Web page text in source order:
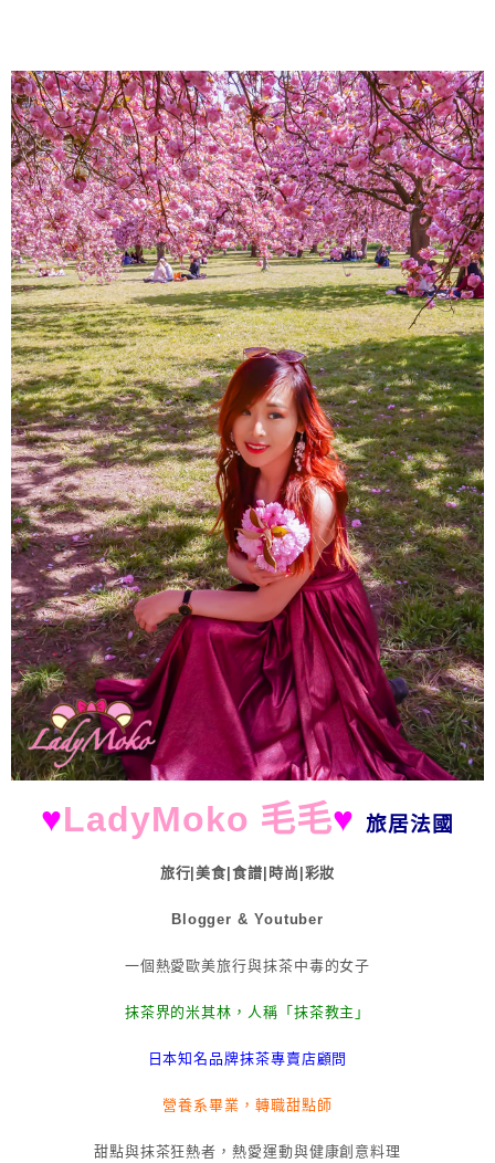
About
♥LadyMoko 毛毛♥ 旅居法國
旅行|美食|食譜|時尚|彩妝
Blogger & Youtuber
一個熱愛歐美旅行與抹茶中毒的女子
抹茶界的米其林，人稱「抹茶教主」
日本知名品牌抹茶專賣店顧問
營養系畢業，轉職甜點師
甜點與抹茶狂熱者，熱愛運動與健康創意料理